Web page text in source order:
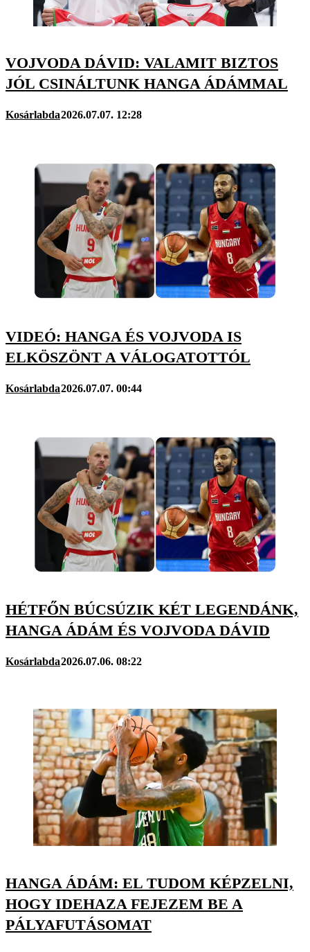
VOJVODA DÁVID: VALAMIT BIZTOS
JÓL CSINÁLTUNK HANGA ÁDÁMMAL
Kosárlabda2026.07.07. 12:28
VIDEÓ: HANGA ÉS VOJVODA IS
ELKÖSZÖNT A VÁLOGATOTTÓL
Kosárlabda2026.07.07. 00:44
HÉTFŐN BÚCSÚZIK KÉT LEGENDÁNK,
HANGA ÁDÁM ÉS VOJVODA DÁVID
Kosárlabda2026.07.06. 08:22
HANGA ÁDÁM: EL TUDOM KÉPZELNI,
HOGY IDEHAZA FEJEZEM BE A
PÁLYAFUTÁSOMAT